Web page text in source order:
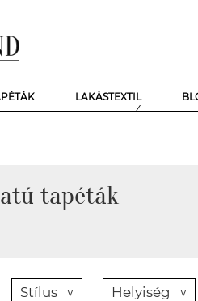
LAKÁSTEXTIL
tapéták
Stílus Helyiség